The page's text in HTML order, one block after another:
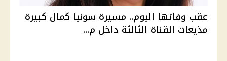
عقب وفاتها اليوم.. مسيرة سونيا كمال كبيرة
مذيعات القناة الثالثة داخل م...